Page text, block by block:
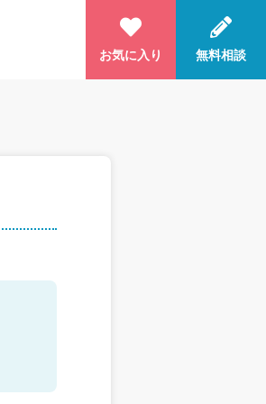
お気に入り
無料相談